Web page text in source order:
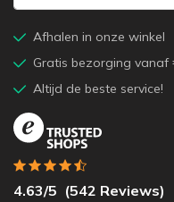
Afhalen in onze winkel
Gratis bezorging vanaf
Altijd de beste service!
4.63/5 (542 Reviews)